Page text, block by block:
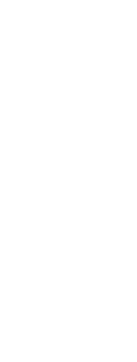
12"Gold
5x 12"Gold-